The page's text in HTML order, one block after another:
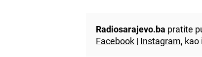
Radiosarajevo.ba pratite
Facebook | Instagram,